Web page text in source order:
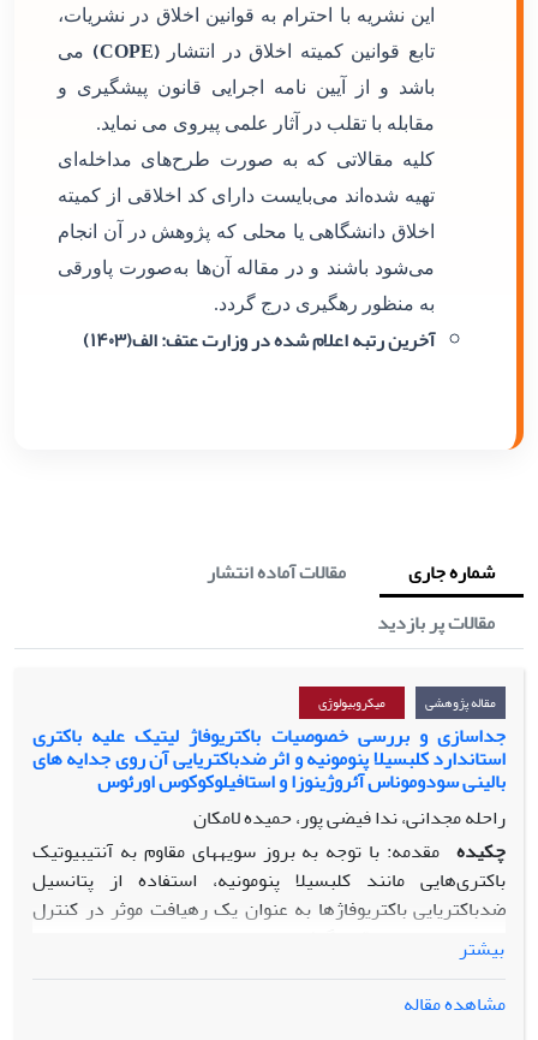
این نشریه با احترام به قوانین اخلاق در نشریات،
تابع قوانین کمیته اخلاق در انتشار(COPE)
می
باشد و از آیین نامه اجرایی قانون پیشگیری و
مقابله با تقلب در آثار علمی پیروی می نماید.
کلیه مقالاتی که به صورت طرح‌های مداخله‌ای
تهیه شده‌اند می‌بایست دارای کد اخلاقی از کمیته
اخلاق دانشگاهی یا محلی که پژوهش در آن انجام
می‌شود باشند و در مقاله آن‌ها به‌صورت پاورقی
به منظور رهگیری درج گردد.
آخرین رتبه اعلام شده در وزارت عتف: الف(۱۴۰۳)
شماره جاری
مقالات آماده انتشار
مقالات پر بازدید
مقاله پژوهشی میکروبیولوژی
جداسازی و بررسی خصوصیات باکتریوفاژ لیتیک علیه باکتری
استاندارد کلبسیلا پنومونیه و اثر ضدباکتریایی آن روی جدایه های
بالینی سودوموناس آئروژینوزا و استافیلوکوکوس اورئوس
راحله مجدانی، ندا فیضی پور، حمیده لامکان
چکیده مقدمه: با توجه به بروز سویه­های مقاوم به آنتی­بیوتیک
باکتری‌هایی مانند کلبسیلا پنومونیه، استفاده از پتانسیل
ضدباکتریایی باکتریوفاژها به­ عنوان یک رهیافت­ موثر در کنترل
عفونت­ها مورد توجه قرار گرفته است.
مواد و روش­ها: پس از جداسازی باکتریوفاژ لیتیک (
بیشتر
مشاهده مقاله